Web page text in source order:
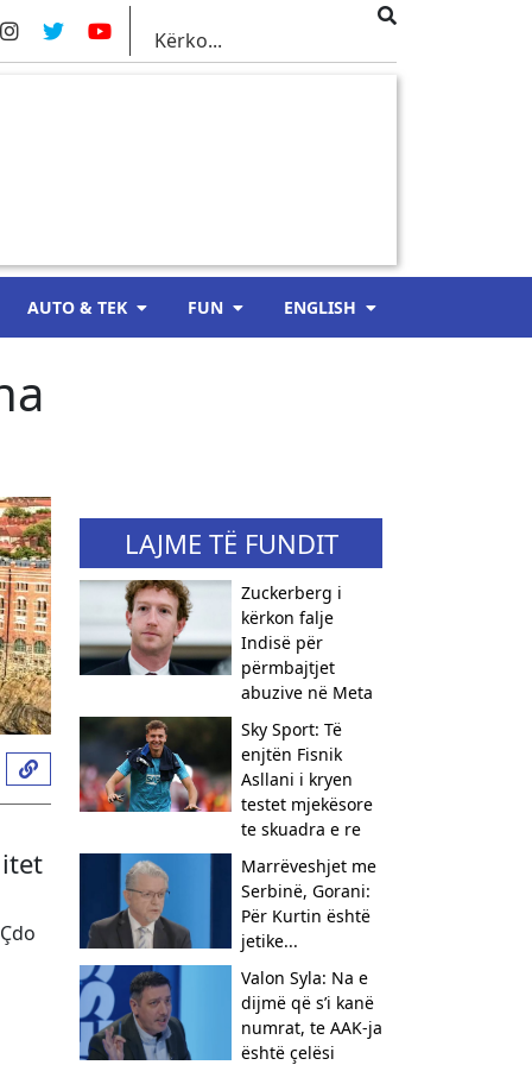
AUTO & TEK FUN ENGLISH
LAJME TË FUNDIT
Zuckerberg i
kërkon falje
Indisë për
përmbajtjet
abuzive në Meta
Sky Sport: Të
enjtën Fisnik
Asllani i kryen
testet mjekësore
te skuadra e re
Marrëveshjet me
Serbinë, Gorani:
Për Kurtin është
jetike...
Valon Syla: Na e
dijmë që s’i kanë
numrat, te AAK-ja
është çelësi